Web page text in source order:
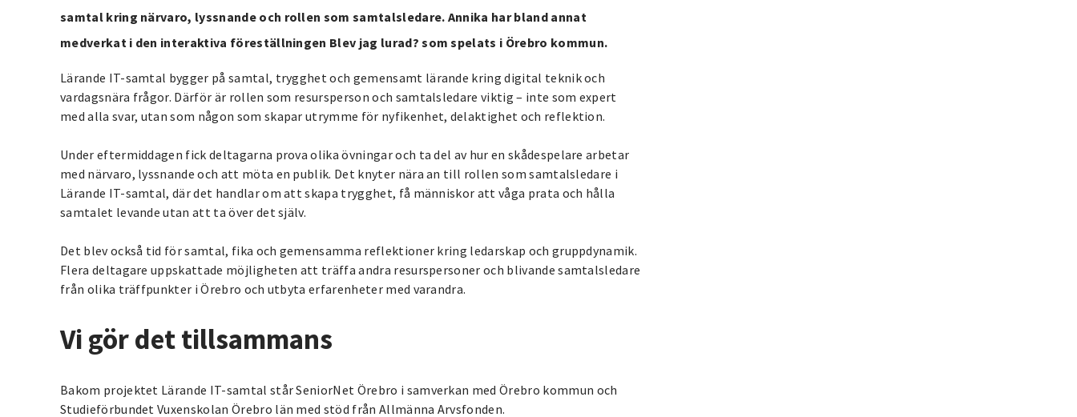
samtal kring närvaro, lyssnande och rollen som samtalsledare. Annika har bland annat
medverkat i den interaktiva föreställningen Blev jag lurad? som spelats i Örebro kommun.
Lärande IT-samtal bygger på samtal, trygghet och gemensamt lärande kring digital teknik och
vardagsnära frågor. Därför är rollen som resursperson och samtalsledare viktig – inte som expert
med alla svar, utan som någon som skapar utrymme för nyfikenhet, delaktighet och reflektion.
Under eftermiddagen fick deltagarna prova olika övningar och ta del av hur en skådespelare arbetar
med närvaro, lyssnande och att möta en publik. Det knyter nära an till rollen som samtalsledare i
Lärande IT-samtal, där det handlar om att skapa trygghet, få människor att våga prata och hålla
samtalet levande utan att ta över det själv.
Det blev också tid för samtal, fika och gemensamma reflektioner kring ledarskap och gruppdynamik.
Flera deltagare uppskattade möjligheten att träffa andra resurspersoner och blivande samtalsledare
från olika träffpunkter i Örebro och utbyta erfarenheter med varandra.
Vi gör det tillsammans
Bakom projektet Lärande IT-samtal står SeniorNet Örebro i samverkan med Örebro kommun och
Studieförbundet Vuxenskolan Örebro län med stöd från Allmänna Arvsfonden.